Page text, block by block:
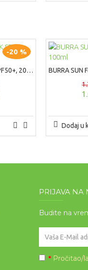
-20 %
BURRA SUN BODY MILK SPF50+, 200ml
Dodaj u
PRIJAVA NA
Budite na
* Pročitao/